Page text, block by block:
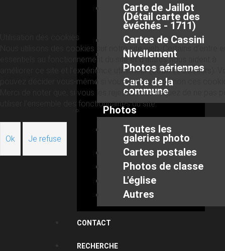
Carte de Jaillot
(Détail carte des
évéchés - 1711)
Cartes de Cassini
Nivellement
Photos aériennes
Carte de la
commune
Photos
Toutes les
galeries photo
Cartes postales
Photos de classe
L'église
Autres
CONTACT
RECHERCHE
Utilisation des cookies
Nous utilisons des cookies sur notre site web. Certains d’entre
essentiels au fonctionnement du site et d’autres nous aident à
améliorer ce site et l’expérience utilisateur (cookies traceurs).
pouvez décider vous-même si vous autorisez ou non ces
Merci de noter que, si vous les rejetez, vous risquez de ne pas
utiliser l’ensemble des fonctionnalités du site.
Ok Je refuse